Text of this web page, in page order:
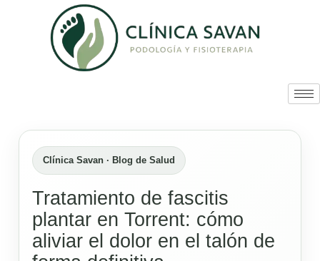
Clínica Savan · Blog de Salud
Tratamiento de fascitis
plantar en Torrent: cómo
aliviar el dolor en el talón de